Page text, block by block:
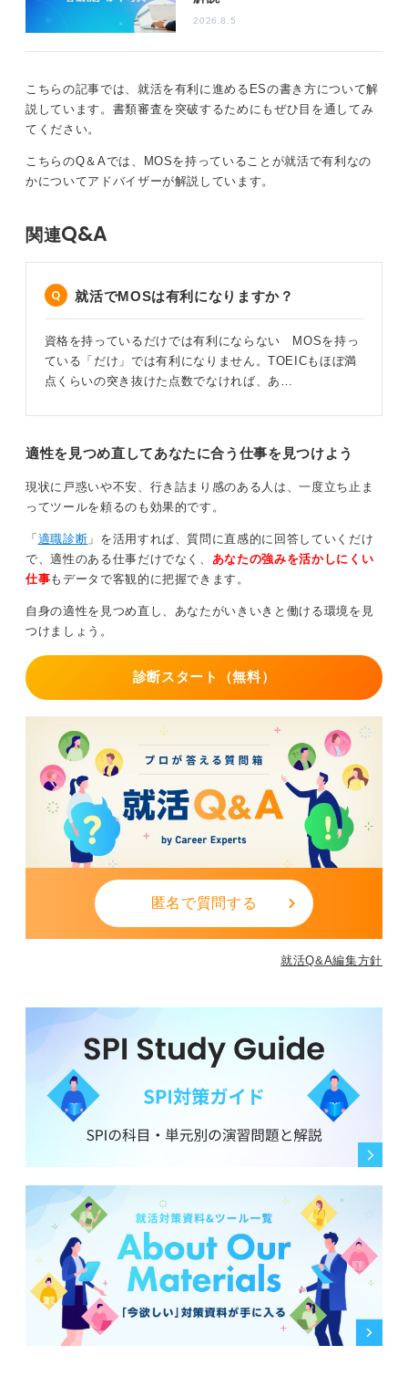
いでサークルを運営してくれる人を見つけたりと、いろ
たら、それは大きなアピールにつなげられますよ。
ですので、何かこう色々なことにチャレンジしてみて、
も大切なので、まだ就職活動まで時間があるということ
でしたら、さまざまなことにこうちょっとチャレンジし
行動することで、きっとあなたの魅力がさらに輝くはず
0
2026.8.5
こちらの記事では、就活を有利に進めるESの書き方について解
説しています。書類審査を突破するためにもぜひ目を通してみ
てください。
こちらのQ＆Aでは、MOSを持っていることが就活で有利なの
かについてアドバイザーが解説しています。
関連Q&A
就活でMOSは有利になりますか？
資格を持っているだけでは有利にならない MOSを持っ
ている「だけ」では有利になりません。TOEICもほぼ満
点くらいの突き抜けた点数でなければ、あ…
適性を見つめ直してあなたに合う仕事を見つけよう
現状に戸惑いや不安、行き詰まり感のある人は、一度立ち止ま
ってツールを頼るのも効果的です。
「 適職診断 」を活用すれば、質問に直感的に回答していくだけ
で、適性のある仕事だけでなく、 あなたの強みを活かしにくい
仕事もデータで客観的に把握できます。
自身の適性を見つめ直し、あなたがいきいきと働ける環境を見
つけましょう。
診断スタート（無料）
匿名で質問する
就活Q&A編集方針